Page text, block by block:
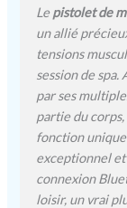
Le pistolet de
un allié
tensions
session de
par ses
partie du
fonction
exceptionnel
connexion
loisir, un vrai